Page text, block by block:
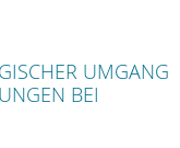
UMGANG
BEI